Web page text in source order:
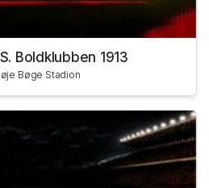
Boldklubben 1913
Bøge Stadion